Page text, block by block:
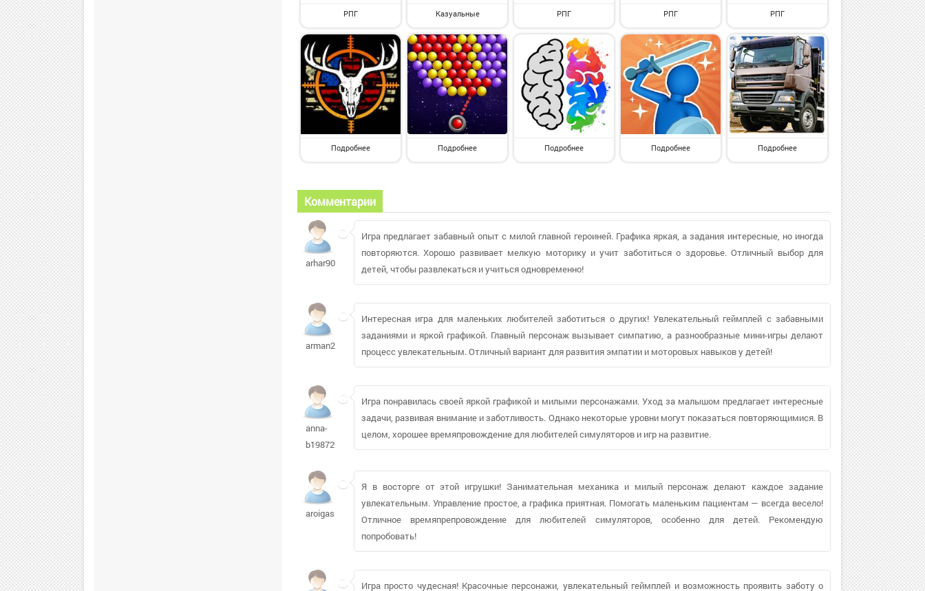
РПГ Казуальные РПГ РПГ РПГ
Подробнее Подробнее Подробнее Подробнее Подробнее
Комментарии
arhar90
Игра предлагает забавный опыт с милой главной героиней. Графика яркая, а задания интересные, но иногда
повторяются. Хорошо развивает мелкую моторику и учит заботиться о здоровье. Отличный выбор для
детей, чтобы развлекаться и учиться одновременно!
arman2099
Интересная игра для маленьких любителей заботиться о других! Увлекательный геймплей с забавными
заданиями и яркой графикой. Главный персонаж вызывает симпатию, а разнообразные мини-игры делают
процесс увлекательным. Отличный вариант для развития эмпатии и моторовых навыков у детей!
anna-
b1987293
Игра понравилась своей яркой графикой и милыми персонажами. Уход за малышом предлагает интересные
задачи, развивая внимание и заботливость. Однако некоторые уровни могут показаться повторяющимися. В
целом, хорошее времяпровождение для любителей симуляторов и игр на развитие.
aroigas
Я в восторге от этой игрушки! Занимательная механика и милый персонаж делают каждое задание
увлекательным. Управление простое, а графика приятная. Помогать маленьким пациентам — всегда весело!
Отличное времяпрепровождение для любителей симуляторов, особенно для детей. Рекомендую
попробовать!
Игра просто чудесная! Красочные персонажи, увлекательный геймплей и возможность проявить заботу о